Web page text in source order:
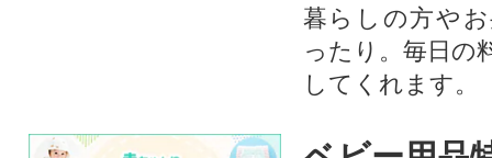
暮らしの方や
ったり。毎日の
してくれます。